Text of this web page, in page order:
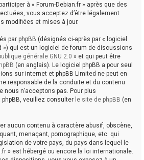
à « Forum-Debian.fr » après que des
vous acceptez d’être légalement
modifiées et mises à jour.
par phpBB (désignés ci-après par « logiciel
») qui est un logiciel de forum de discussions
générale GNU 2.0 » et qui peut être
(en anglais). Le logiciel phpBB a pour seul
sur internet et phpBB Limited ne peut en
responsable de la conduite et du contenu
nous n’acceptons pas. Pour plus
veuillez consulter le site de phpBB (en
aucun contenu à caractère abusif, obscène,
menaçant, pornographique, etc. qui
de votre pays, du pays dans lequel le
» est hébergé ou encore la loi internationale.